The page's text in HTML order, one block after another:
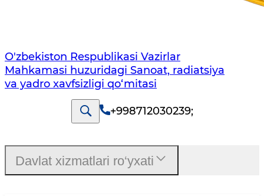
O'zbekiston Respublikasi Vazirlar
Mahkamasi huzuridagi Sanoat, radiatsiya
va yadro xavfsizligi qo‘mitasi
+998712030239;
Davlat xizmatlari ro‘yxati